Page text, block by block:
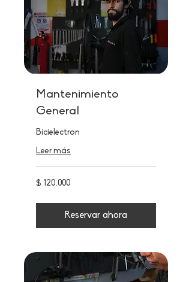
Mantenimiento
General
Bicielectron
Leer más
120.000
pesos
$ 120.000
Reservar ahora